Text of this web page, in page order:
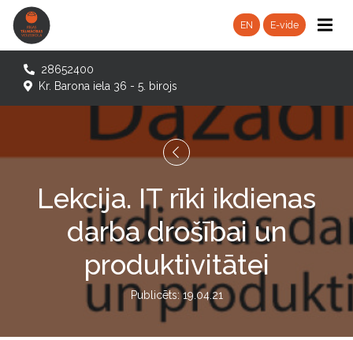
EN E-vide
28652400
Kr. Barona iela 36 - 5. birojs
Lekcija. IT rīki ikdienas
darba drošībai un
produktivitātei
Publicēts: 19.04.21